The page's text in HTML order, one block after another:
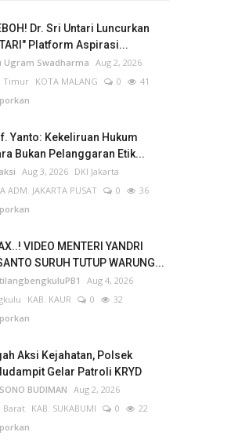
Dr. Sri Untari Luncurkan
Platform Aspirasi...
Ugram Swadharma
Aug 2, 2026
Timur
KOTA MALANG 0
41
Yanto: Kekeliruan Hukum
Bukan Pelanggaran Etik...
Aug 3, 2026 DKI Jakarta
ADM. JAKARTA PUSAT
0
36
VIDEO MENTERI YANDRI
SURUH TUTUP WARUNG...
Aug 4, 2026
KAB. KAUR 0
32
Aksi Kejahatan, Polsek
Gelar Patroli KRYD
BUDIMAN Aug 2, 2026
Barat KAB. SUKABUMI 0
22